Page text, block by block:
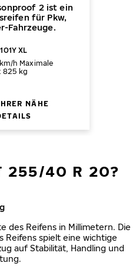
2 ist ein
für Pkw,
Fahrzeuge.
XL
h Maximale
825 kg
NÄHE
255/40 R 20?
des Reifens in Millimetern. Die
Reifens spielt eine wichtige
auf Stabilität, Handling und